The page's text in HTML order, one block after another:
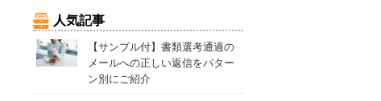
人気記事
【サンプル付】書類選考通過の
メールへの正しい返信をパター
ン別にご紹介